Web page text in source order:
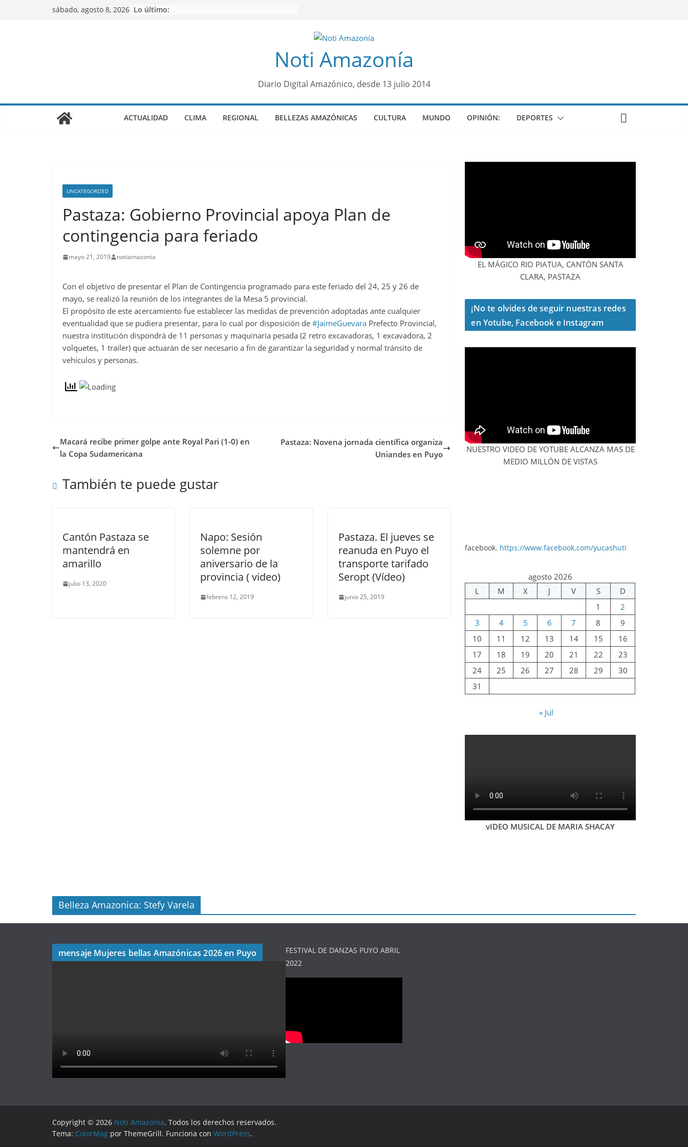
sábado, agosto 8, 2026 Lo último:
Noti Amazonía
Diario Digital Amazónico, desde 13 julio 2014
ACTUALIDAD CLIMA REGIONAL BELLEZAS AMAZÓNICAS CULTURA MUNDO OPINIÓN: DEPORTES
UNCATEGORIZED
Pastaza: Gobierno Provincial apoya Plan de
contingencia para feriado
mayo 21, 2019 notiamazonia
Con el objetivo de presentar el Plan de Contingencia programado para este feriado del 24, 25 y 26 de
mayo, se realizó la reunión de los integrantes de la Mesa 5 provincial.
El propósito de este acercamiento fue establecer las medidas de prevención adoptadas ante cualquier
eventualidad que se pudiera presentar, para lo cual por disposición de #JaimeGuevara Prefecto Provincial,
nuestra institución dispondrá de 11 personas y maquinaria pesada (2 retro excavadoras, 1 excavadora, 2
volquetes, 1 trailer) que actuarán de ser necesario a fin de garantizar la seguridad y normal tránsito de
vehículos y personas.
Macará recibe primer golpe ante Royal Pari (1-0) en
la Copa Sudamericana
Pastaza: Novena jornada científica organiza
Uniandes en Puyo
También te puede gustar
Cantón Pastaza se
mantendrá en
amarillo
julio 13, 2020
Napo: Sesión
solemne por
aniversario de la
provincia ( video)
febrero 12, 2019
Pastaza. El jueves se
reanuda en Puyo el
transporte tarifado
Seropt (Vídeo)
junio 25, 2019
EL MÁGICO RIO PIATUA, CANTÓN SANTA
CLARA, PASTAZA
¡No te olvides de seguir nuestras redes
en Yotube, Facebook e Instagram
NUESTRO VIDEO DE YOTUBE ALCANZA MAS DE
MEDIO MILLÓN DE VISTAS
facebook. https://www.facebook.com/yucashuti
agosto 2026
L
M X J V S
D
1
2
3
4 5 6 7 8
9
10
11 12 13 14 15
16
17
18 19 20 21 22
23
24
25 26 27 28 29
30
31
« Jul
vIDEO MUSICAL DE MARIA SHACAY
Belleza Amazonica: Stefy Varela
mensaje Mujeres bellas Amazónicas 2026 en Puyo
FESTIVAL DE DANZAS PUYO ABRIL
2022
Copyright © 2026 Noti Amazonía. Todos los derechos reservados.
Tema: ColorMag por ThemeGrill. Funciona con WordPress.